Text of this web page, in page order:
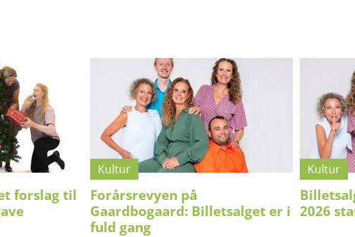
forslag til
Kultur
Forårsrevyen på
Gaardbogaard: Billetsalget er i
fuld gang
Kultur
2026